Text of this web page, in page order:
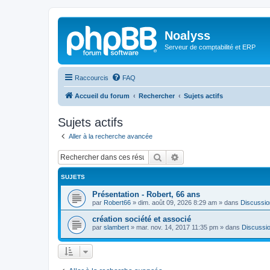
Noalyss
Serveur de comptabilité et ERP
Raccourcis FAQ
Accueil du forum Rechercher Sujets actifs
Sujets actifs
Aller à la recherche avancée
Rechercher
SUJETS
Présentation - Robert, 66 ans
par Robert66 » dim. août 09, 2026 8:29 am » dans
création société et associé
par slambert » mar. nov. 14, 2017 11:35 pm » dans